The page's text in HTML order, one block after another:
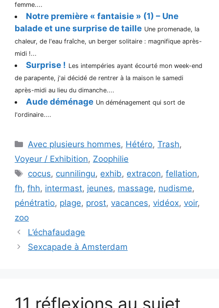
femme....
Notre première « fantaisie » (1) – Une
balade et une surprise de taille Une promenade, la
chaleur, de l'eau fraîche, un berger solitaire : magnifique après-
midi !...
Surprise ! Les intempéries ayant écourté mon week-end
de parapente, j'ai décidé de rentrer à la maison le samedi
après-midi au lieu du dimanche....
Aude déménage Un déménagement qui sort de
l'ordinaire....
Catégories
Avec plusieurs hommes, Hétéro,Trash,
Voyeur / Exhibition, Zoophilie
Étiquettes
cocus, cunnilingu, exhib, extracon,fellation,
fh, fhh, intermast, jeunes, massage, nudisme,
pénétratio, plage, prost, vacances, vidéox, voir,
zoo
L’échafaudage
Sexcapade à Amsterdam
11 réflexions au sujet